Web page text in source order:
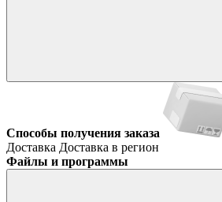
Способы получения заказа
Доставка Доставка в регион
Файлы и программы